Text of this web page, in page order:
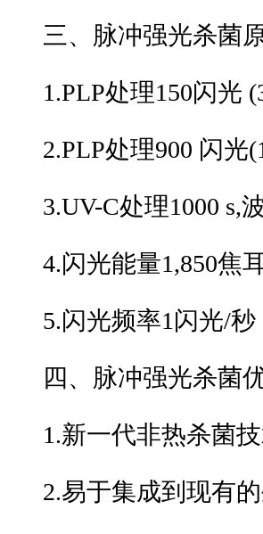
三、脉冲强光杀菌
1.PLP处理150闪光
2.PLP处理900 闪光
3.UV-C处理1000 s,
4.闪光能量1,850焦
5.闪光频率1闪光/秒
四、脉冲强光杀菌
1.新一代非热杀菌
2.易于集成到现有